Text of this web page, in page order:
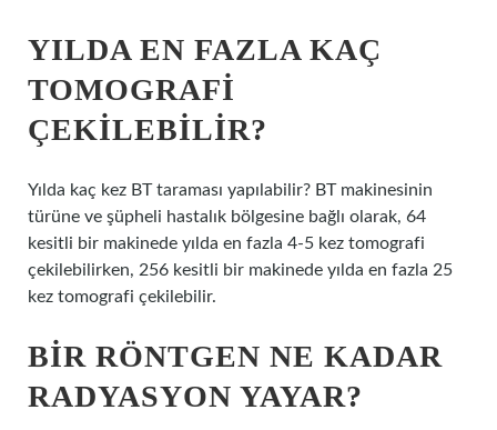
YILDA EN FAZLA KAÇ
TOMOGRAFI
ÇEKILEBILIR?
Yılda kaç kez BT taraması yapılabilir? BT makinesinin
türüne ve şüpheli hastalık bölgesine bağlı olarak, 64
kesitli bir makinede yılda en fazla 4-5 kez tomografi
çekilebilirken, 256 kesitli bir makinede yılda en fazla 25
kez tomografi çekilebilir.
BIR RÖNTGEN NE KADAR
RADYASYON YAYAR?